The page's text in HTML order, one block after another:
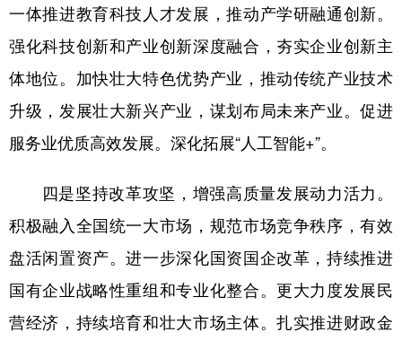
一体推进教育科技人才发展，推动产学研融通创新。
强化科技创新和产业创新深度融合，夯实企业创新主
体地位。加快壮大特色优势产业，推动传统产业技术
升级，发展壮大新兴产业，谋划布局未来产业。促进
服务业优质高效发展。深化拓展“人工智能+”。
四是坚持改革攻坚，增强高质量发展动力活力。
积极融入全国统一大市场，规范市场竞争秩序，有效
盘活闲置资产。进一步深化国资国企改革，持续推进
国有企业战略性重组和专业化整合。更大力度发展民
营经济，持续培育和壮大市场主体。扎实推进财政金